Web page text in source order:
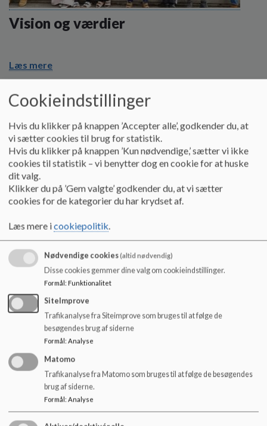
Vision og værdier
Læs mere
Traditioner
Historie og traditioner skaber fællesskaber
Læs mere
Cookieindstillinger
Hvis du klikker på knappen ’Accepter alle’, godkender du, at
vi sætter cookies til brug for statistik.
Hvis du klikker på knappen ’Kun nødvendige,’ sætter vi ikke
cookies til statistik – vi benytter dog en cookie for at huske
dit valg.
Klikker du på ’Gem valgte’ godkender du, at vi sætter
cookies for de kategorier du har krydset af.
Læs mere icookiepolitik.
Nødvendige cookies(altid nødvendig)
Disse cookies gemmer dine valg om cookieindstillinger.
Formål: Funktionalitet
SiteImprove
Trafikanalyse fra Siteimprove som bruges til at følge de
besøgendes brug af siderne
Formål : Analyse
Matomo
Trafikanalyse fra Matomo som bruges til at følge de besøgendes
brug af siderne.
Formål: Analyse